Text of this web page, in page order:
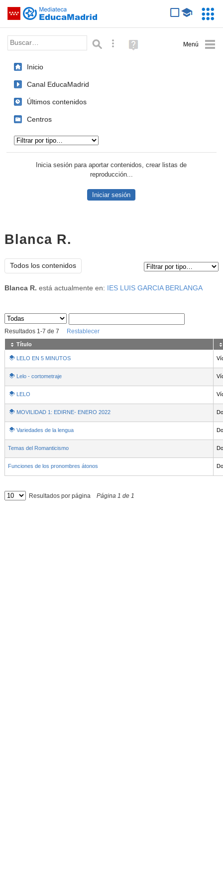
Saltar navegación
Palabra o frase: Búsqueda avanzada
Ayuda
(en
Inicio
Canal EducaMadrid
Últimos contenidos
Centros
Inicia sesión para aportar contenidos, crear listas de
reproducción...
Iniciar sesión
Blanca R.
Todos los contenidos
Blanca R. está actualmente en: IES LUIS GARCIA BERLANGA
Sus archivos
Resultados 1-7 de 7 Restablecer
Título
LELO EN 5 MINUTOS
Lelo - cortometraje
LELO
MOVILIDAD 1: EDIRNE- ENERO 2022
Variedades de la lengua
Temas del Romanticismo
Funciones de los pronombres átonos
Resultados por página Página 1 de 1